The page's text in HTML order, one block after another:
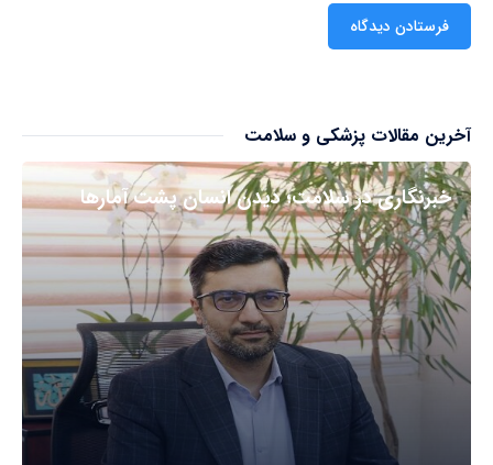
آخرین مقالات پزشکی و سلامت
خبرنگاری در سلامت؛ دیدن انسان پشت آمارها